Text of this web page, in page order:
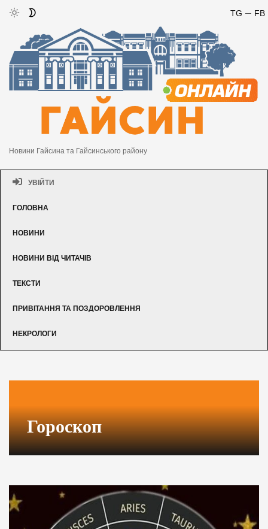
FB
TG
Новини Гайсина та Гайсинського району
УВІЙТИ
ГОЛОВНА
НОВИНИ
НОВИНИ ВІД ЧИТАЧІВ
ТЕКСТИ
ПРИВІТАННЯ ТА ПОЗДОРОВЛЕННЯ
НЕКРОЛОГИ
Гороскоп